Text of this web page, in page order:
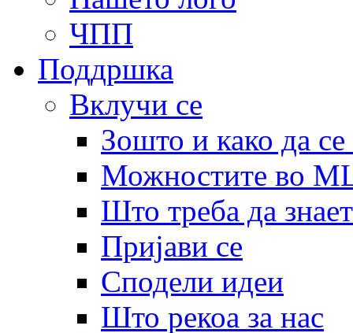
ЧПП
Поддршка
Вклучи се
Зошто и како да
Можностите во
Што треба да
Пријави се
Сподели идеи
Што рекоа за нас